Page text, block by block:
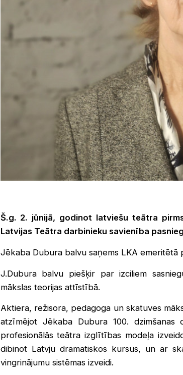
Š.g. 2. jūnijā, godinot latviešu teātra
Latvijas Teātra darbinieku savienība
Jēkaba Dubura balvu saņems LKA
J.Dubura balvu piešķir par izciliem
mākslas teorijas attīstībā.
Aktiera, režisora, pedagoga un skatuves
atzīmējot Jēkaba Dubura 100.
profesionālās teātra izglītības modeļa
dibinot Latvju dramatiskos kursus, un ar
vingrinājumu sistēmas izveidi.